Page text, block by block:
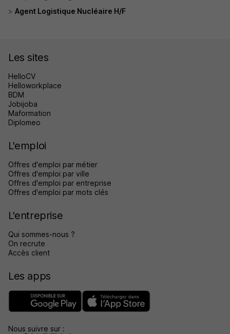
Agent Logistique Nucléaire H/F
Les sites
HelloCV
Helloworkplace
BDM
Jobijoba
Maformation
Diplomeo
L'emploi
Offres d'emploi par métier
Offres d'emploi par ville
Offres d'emploi par entreprise
Offres d'emploi par mots clés
L'entreprise
Qui sommes-nous ?
On recrute
Accès client
Les apps
Nous suivre sur :